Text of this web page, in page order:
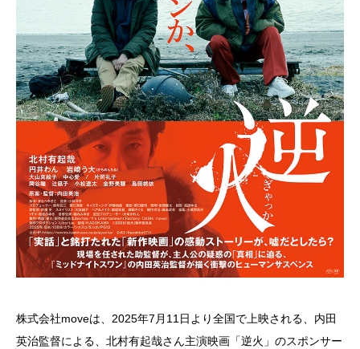
株式会社moveは、2025年7月11日より全国で上映される、内田
英治監督による、北村有起哉さん主演映画「逆火」のスポンサー